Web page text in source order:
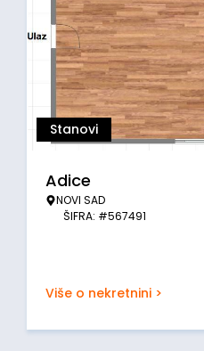
Stanovi
Adice
NOVI SAD
ŠIFRA: #567491
Više o nekretnini >